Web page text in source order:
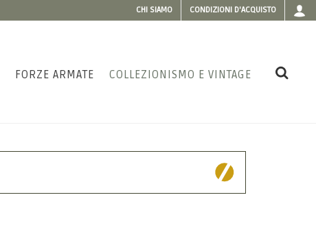
CHI SIAMO CONDIZIONI D'ACQUISTO
FORZE ARMATE COLLEZIONISMO E VINTAGE